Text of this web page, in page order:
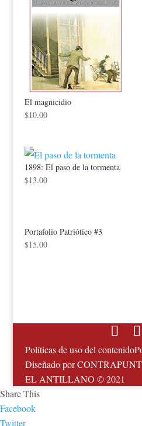
El magnicidio
$10.00
1898: El paso de la tormenta
$13.00
Portafolio Patriótico #3
$15.00
Políticas de uso del contenido
Diseñado por
EL ANTILLANO © 2021
Share This
Facebook
Twitter